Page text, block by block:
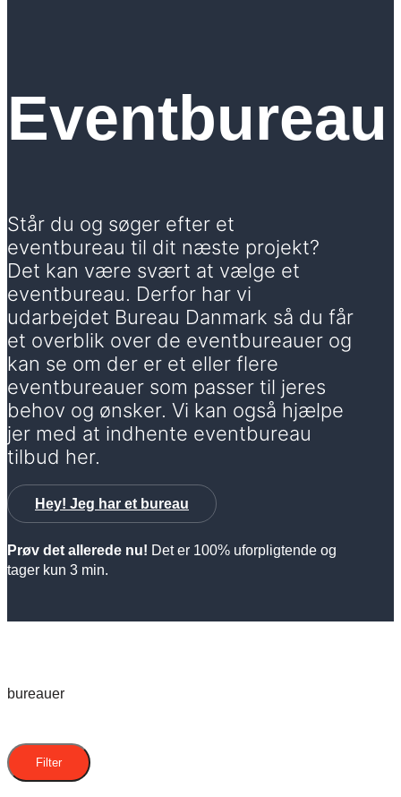
Eventbureau
Står du og søger efter et
eventbureau til dit næste projekt?
Det kan være svært at vælge et
eventbureau. Derfor har vi
udarbejdet Bureau Danmark så du får
et overblik over de eventbureauer og
kan se om der er et eller flere
eventbureauer som passer til jeres
behov og ønsker. Vi kan også hjælpe
jer med at indhente eventbureau
tilbud her.
Hey! Jeg har et bureau
Prøv det allerede nu! Det er 100% uforpligtende og
tager kun 3 min.
bureauer
Filter